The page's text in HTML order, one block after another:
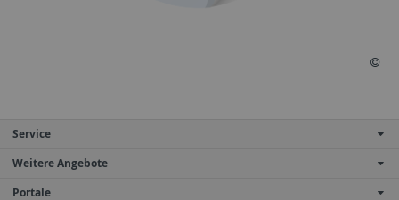
Service
Weitere Angebote
Portale